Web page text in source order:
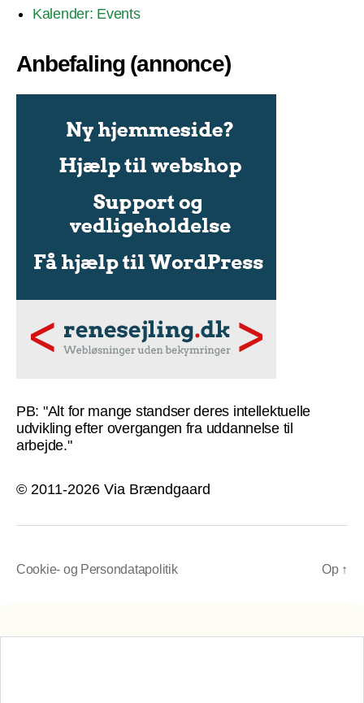
Kalender: Events
Anbefaling (annonce)
PB: "Alt for mange standser deres intellektuelle
udvikling efter overgangen fra uddannelse til
arbejde."
© 2011-2026 Via Brændgaard
Cookie- og Persondatapolitik Op ↑